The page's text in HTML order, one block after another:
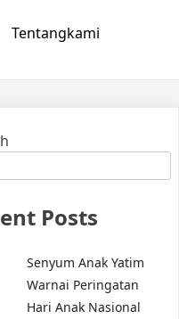
Tentangkami
Posts
Senyum Anak Yatim
Warnai Peringatan
Hari Anak Nasional